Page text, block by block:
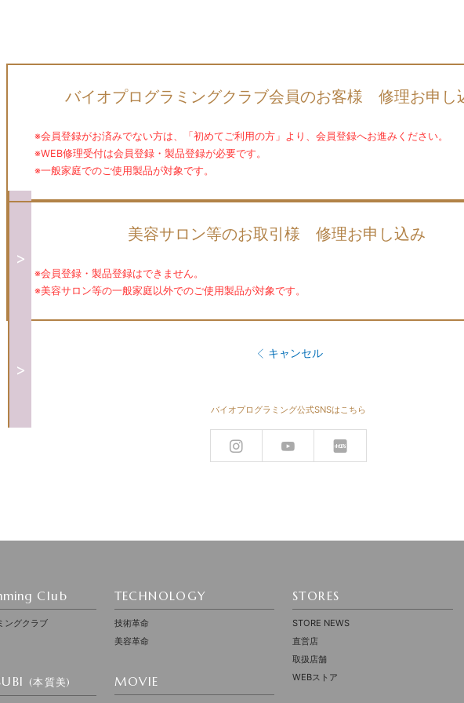
バイオプログラミングクラブ会員のお客様 修理お申し
※会員登録がお済みでない方は、「初めてご利用の方」より、会員登録へお進みください。
※WEB修理受付は会員登録・製品登録が必要です。
※一般家庭でのご使用製品が対象です。
>
美容サロン等のお取引様 修理お申し込み
※会員登録・製品登録はできません。
※美容サロン等の一般家庭以外でのご使用製品が対象です。
>
キャンセル
バイオプログラミング公式SNSはこちら
Club
ングクラブ
(本質美)
TECHNOLOGY
技術革命
美容革命
MOVIE
STORES
STORE NEWS
直営店
取扱店舗
WEBストア